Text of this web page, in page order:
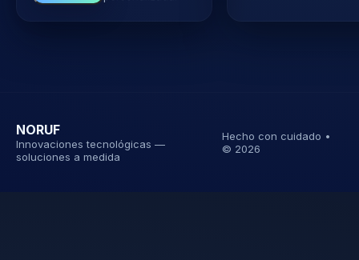
NORUF
Innovaciones tecnológicas —
soluciones a medida
Hecho con cuidado •
© 2026